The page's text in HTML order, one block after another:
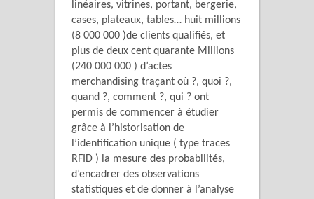
linéaires, vitrines, portant, bergerie,
cases, plateaux, tables… huit millions
(8 000 000 )de clients qualifiés, et
plus de deux cent quarante Millions
(240 000 000 ) d’actes
merchandising traçant où ?, quoi ?,
quand ?, comment ?, qui ? ont
permis de commencer à étudier
grâce à l’historisation de
l’identification unique ( type traces
RFID ) la mesure des probabilités,
d’encadrer des observations
statistiques et de donner à l’analyse